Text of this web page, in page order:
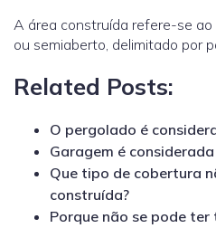
A área construída refere-se
ou semiaberto, delimitado por
Related Posts:
O pergolado é
Garagem é
Que tipo de cobertura
construída?
Porque não se pode